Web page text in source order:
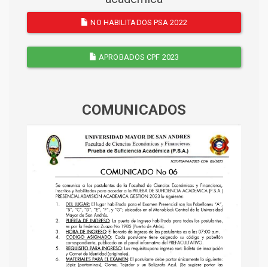
NO HABILITADOS PSA 2022
APROBADOS CPF 2023
COMUNICADOS